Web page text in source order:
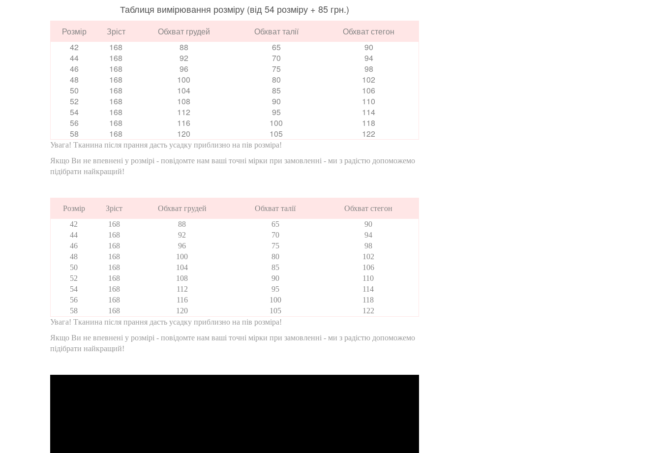
Таблиця вимірювання розміру (від 54 розміру + 85 грн.)
Розмір Зріст Обхват грудей Обхват талії
Обхват стегон
42
168 88 65
90
44
168 92 70
94
46
168 96 75
98
48
168 100 80
102
50
168 104 85
106
52
168 108 90
110
54
168 112 95
114
56
168 116 100
118
58
168 120 105 122
Увага! Тканина після прання дасть усадку приблизно на пів розміра!
Якщо Ви не впевнені у розмірі - повідомте нам ваші точні мірки при замовленні - ми з радістю допоможемо
підібрати найкращий!
Розмір Зріст Обхват грудей Обхват талії
Обхват стегон
42
168 88 65
90
44
168 92 70
94
46
168 96 75
98
48
168 100 80
102
50
168 104 85
106
52
168 108 90
110
54
168 112 95
114
56
168 116 100
118
58
168 120 105
122
Увага! Тканина після прання дасть усадку приблизно на пів розміра!
Якщо Ви не впевнені у розмірі - повідомте нам ваші точні мірки при замовленні - ми з радістю допоможемо
підібрати найкращий!